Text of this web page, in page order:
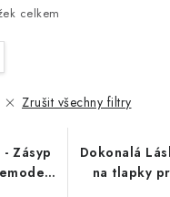
celkem
Zrušit všechny filtry
Zásyp
Dokonalá
na tlapky